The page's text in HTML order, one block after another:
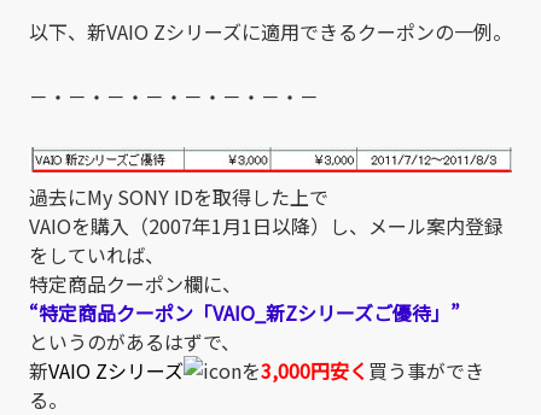
以下、新VAIO Zシリーズに適用できるクーポンの一例。
－・－・－・－・－・－・－・－
過去にMy SONY IDを取得した上で
VAIOを購入（2007年1月1日以降）し、メール案内登録
をしていれば、
特定商品クーポン欄に、
“特定商品クーポン「VAIO_新Zシリーズご優待」”
というのがあるはずで、
新VAIO Zシリーズ を3,000円安く 買う事ができ
る。